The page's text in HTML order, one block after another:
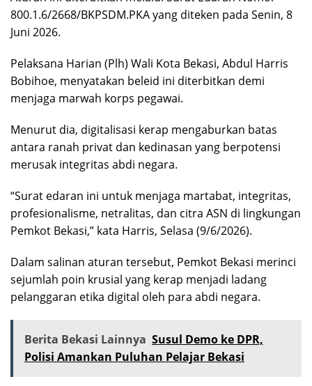
800.1.6/2668/BKPSDM.PKA yang diteken pada Senin, 8
Juni 2026.
Pelaksana Harian (Plh) Wali Kota Bekasi, Abdul Harris
Bobihoe, menyatakan beleid ini diterbitkan demi
menjaga marwah korps pegawai.
Menurut dia, digitalisasi kerap mengaburkan batas
antara ranah privat dan kedinasan yang berpotensi
merusak integritas abdi negara.
“Surat edaran ini untuk menjaga martabat, integritas,
profesionalisme, netralitas, dan citra ASN di lingkungan
Pemkot Bekasi,” kata Harris, Selasa (9/6/2026).
Dalam salinan aturan tersebut, Pemkot Bekasi merinci
sejumlah poin krusial yang kerap menjadi ladang
pelanggaran etika digital oleh para abdi negara.
Berita Bekasi Lainnya Susul Demo ke DPR,
Polisi Amankan Puluhan Pelajar Bekasi